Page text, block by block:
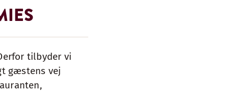
tilbyder vi
gæstens vej